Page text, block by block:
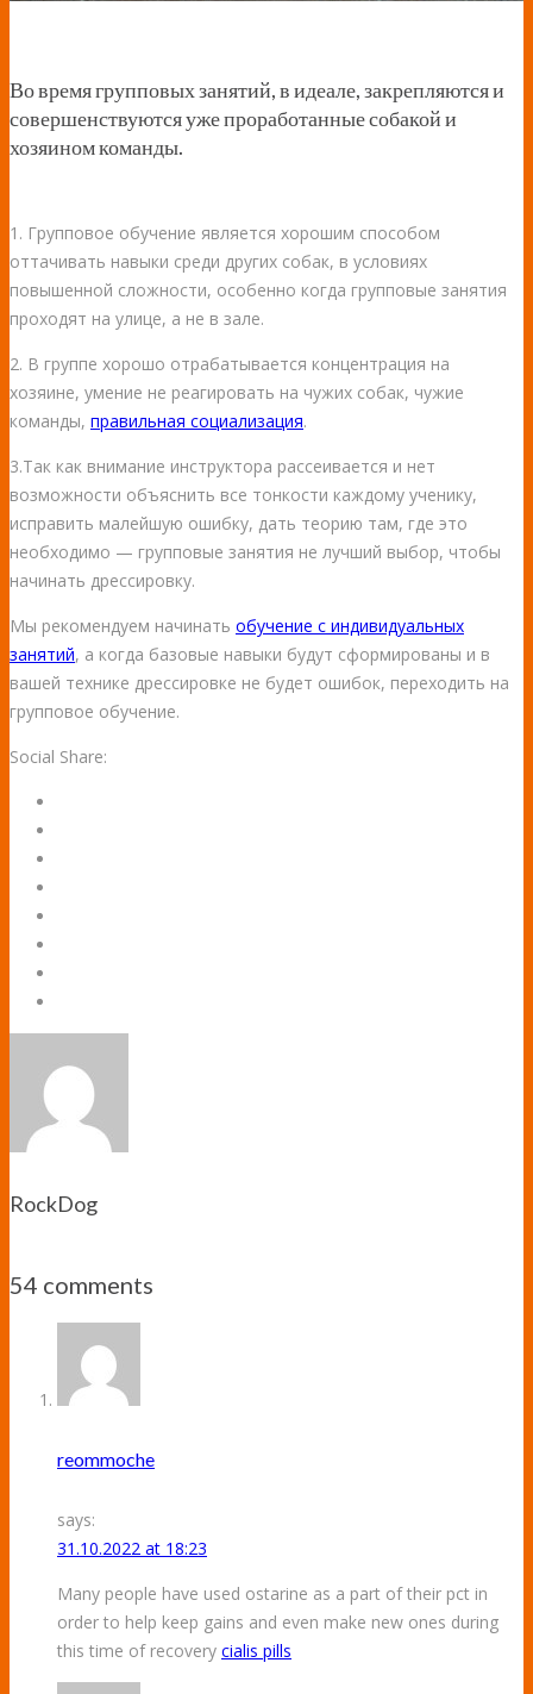
Во время групповых занятий, в идеале, закрепляются и
совершенствуются уже проработанные собакой и
хозяином команды.
1. Групповое обучение является хорошим способом
оттачивать навыки среди других собак, в условиях
повышенной сложности, особенно когда групповые занятия
проходят на улице, а не в зале.
2. В группе хорошо отрабатывается концентрация на
хозяине, умение не реагировать на чужих собак, чужие
команды, правильная социализация.
3.Так как внимание инструктора рассеивается и нет
возможности объяснить все тонкости каждому ученику,
исправить малейшую ошибку, дать теорию там, где это
необходимо — групповые занятия не лучший выбор, чтобы
начинать дрессировку.
Мы рекомендуем начинать обучение с индивидуальных
занятий, а когда базовые навыки будут сформированы и в
вашей технике дрессировке не будет ошибок, переходить на
групповое обучение.
Social Share:
RockDog
54 comments
reommoche
says:
31.10.2022 at 18:23
Many people have used ostarine as a part of their pct in
order to help keep gains and even make new ones during
this time of recovery cialis pills